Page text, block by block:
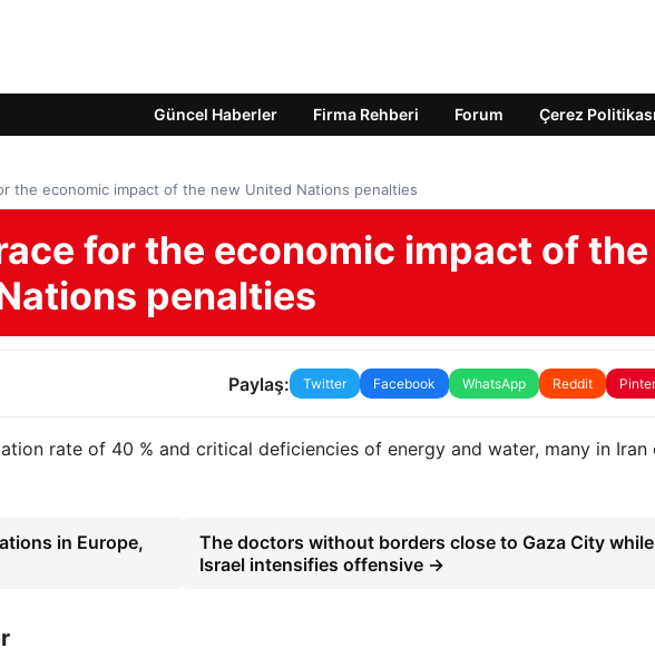
Güncel Haberler Firma Rehberi Forum Çerez Politikası
the economic impact of the new United Nations penalties
for the economic impact of the
penalties
Paylaş: Twitter Facebook WhatsApp Reddit
rate of 40 % and critical deficiencies of energy and water, many in Iran
in Europe,
The doctors without borders close to Gaza City while
Israel intensifies offensive →